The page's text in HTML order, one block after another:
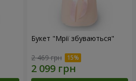
Букет "Мрії збуваються"
2 469 грн